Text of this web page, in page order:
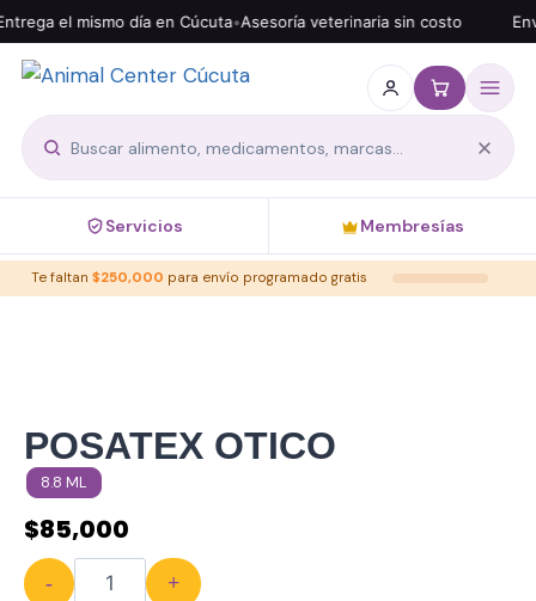
el mismo día en Cúcuta•Asesoría veterinaria sin costo
Servicios Membresías
Te faltan $250,000 para envío programado gratis
POSATEX OTICO
8.8 ML
$85,000
- +